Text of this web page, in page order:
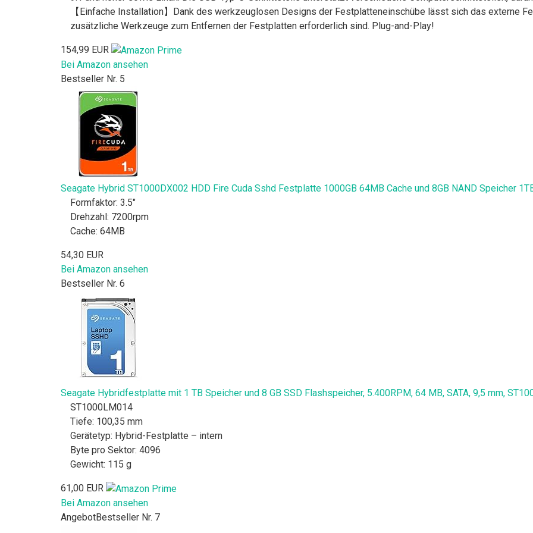
【Einfache Installation】Dank des werkzeuglosen Designs der Festplatteneinschübe lässt sich das externe
zusätzliche Werkzeuge zum Entfernen der Festplatten erforderlich sind. Plug-and-Play!
154,99 EUR
Bei Amazon ansehen
Bestseller Nr. 5
Seagate Hybrid ST1000DX002 HDD Fire Cuda Sshd Festplatte 1000GB 64MB Cache und 8GB NAND Speicher
Formfaktor: 3.5"
Drehzahl: 7200rpm
Cache: 64MB
54,30 EUR
Bei Amazon ansehen
Bestseller Nr. 6
Seagate Hybridfestplatte mit 1 TB Speicher und 8 GB SSD Flashspeicher, 5.400RPM, 64 MB, SATA, 9,5 mm,
ST1000LM014
Tiefe: 100,35 mm
Gerätetyp: Hybrid-Festplatte – intern
Byte pro Sektor: 4096
Gewicht: 115 g
61,00 EUR
Bei Amazon ansehen
AngebotBestseller Nr. 7